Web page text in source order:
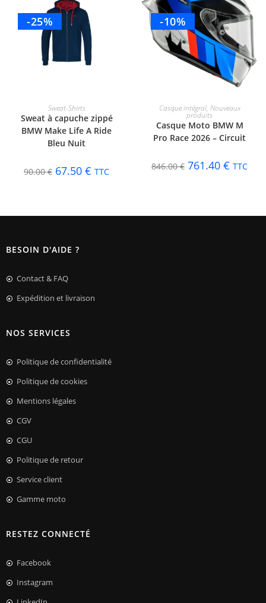
-25%
CHOIX DES OPTIONS
Sweat-Shirts
Sweat à capuche zippé
BMW Make Life A Ride
Bleu Nuit
90.00€ 67.50 € TTC
-10%
CHOIX DES OPTIONS
Casque intégral, Nouveaux
produits
Casque Moto BMW M
Pro Race 2026 – Circuit
846.00€ 761.40 € TTC
BESOIN D'AIDE ?
Contact & FAQ
Expédition et livraison
NOS SERVICES
Politique de confidentialité
Politique de cookies
Mentions légales
CGV
CGU
Politique de retour
Service client
Gamme moto
RESTEZ CONNECTÉ
Facebook
Instagram